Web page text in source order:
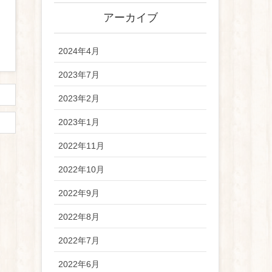
アーカイブ
2024年4月
2023年7月
2023年2月
2023年1月
2022年11月
2022年10月
2022年9月
2022年8月
2022年7月
2022年6月